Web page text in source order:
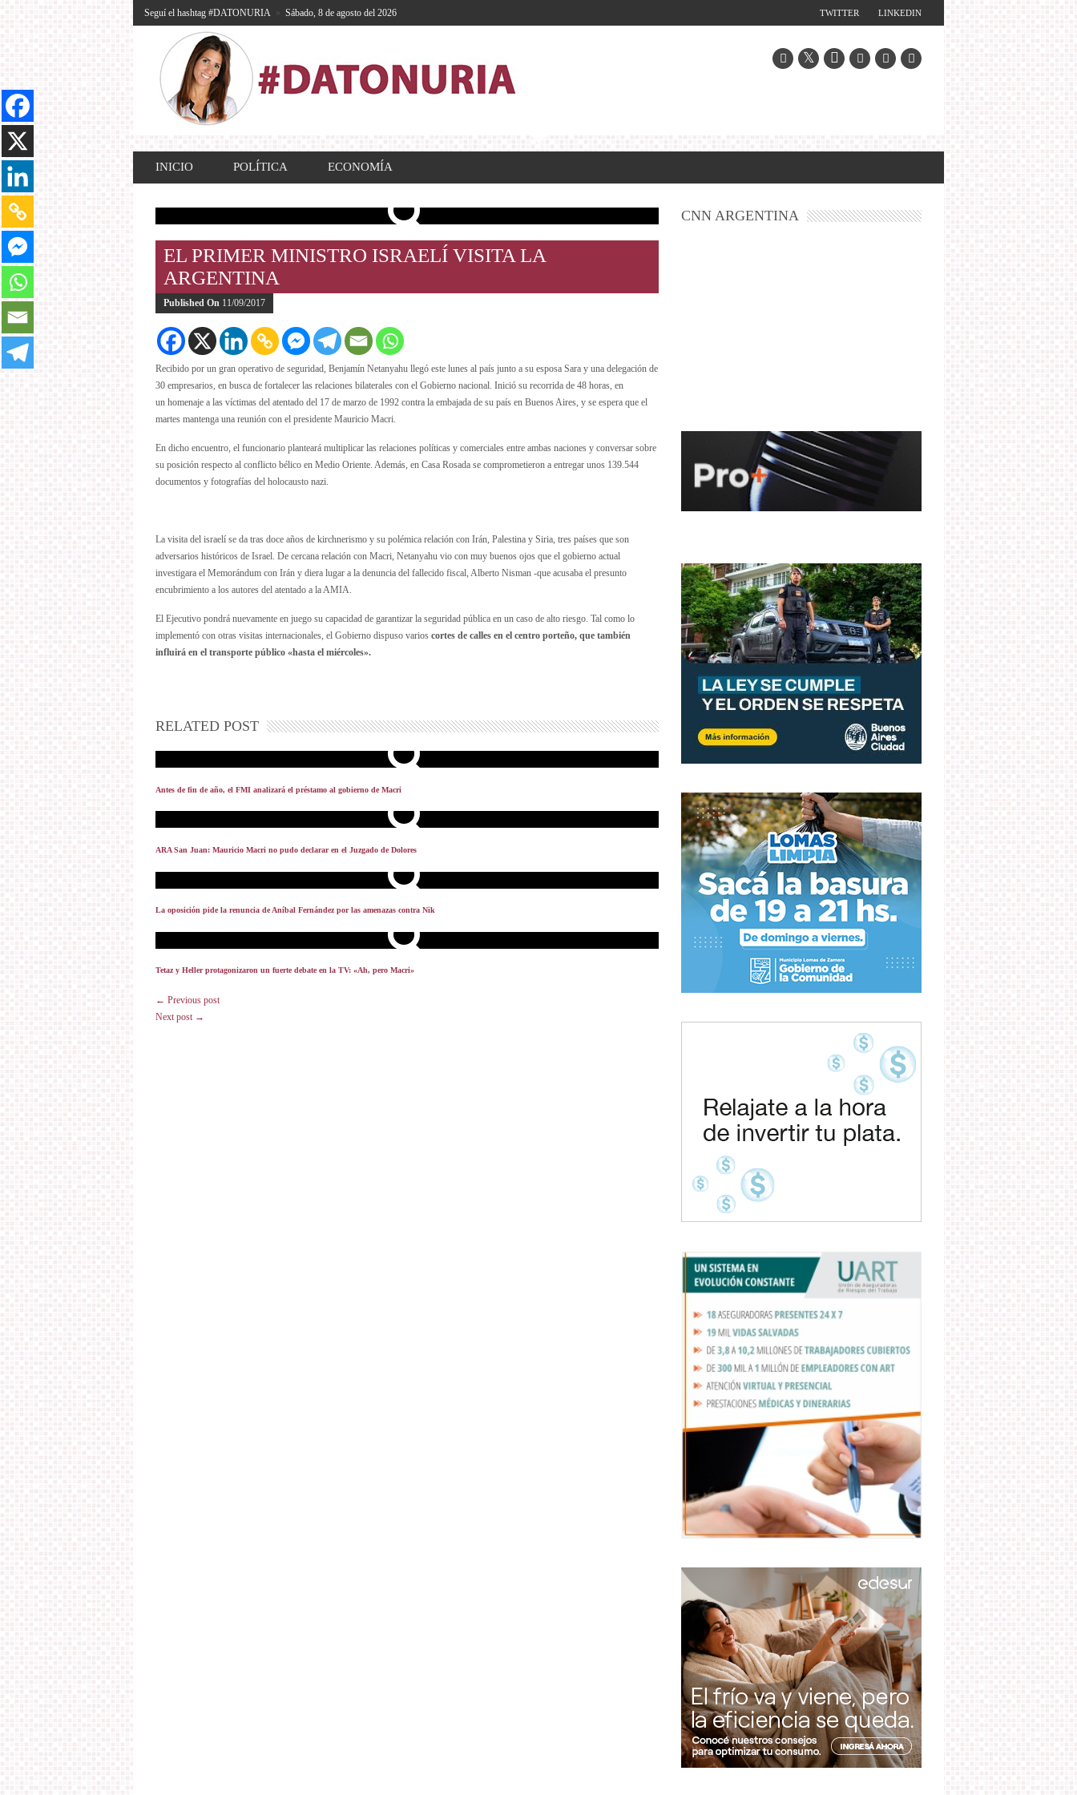
Seguí el hashtag #DATONURIA » Sábado, 8 de agosto del 2026 LINKEDIN
TWITTER
INICIO POLÍTICA ECONOMÍA
EL PRIMER MINISTRO ISRAELÍ VISITA LA
ARGENTINA
Published On 11/09/2017
Recibido por un gran operativo de seguridad, Benjamín Netanyahu llegó este lunes al país junto a su esposa Sara y una delegación de
30 empresarios, en busca de fortalecer las relaciones bilaterales con el Gobierno nacional. Inició su recorrida de 48 horas, en
un homenaje a las víctimas del atentado del 17 de marzo de 1992 contra la embajada de su país en Buenos Aires, y se espera que el
martes mantenga una reunión con el presidente Mauricio Macri.
En dicho encuentro, el funcionario planteará multiplicar las relaciones políticas y comerciales entre ambas naciones y conversar sobre
su posición respecto al conflicto bélico en Medio Oriente. Además, en Casa Rosada se comprometieron a entregar unos 139.544
documentos y fotografías del holocausto nazi.
La visita del israelí se da tras doce años de kirchnerismo y su polémica relación con Irán, Palestina y Siria, tres países que son
adversarios históricos de Israel. De cercana relación con Macri, Netanyahu vio con muy buenos ojos que el gobierno actual
investigara el Memorándum con Irán y diera lugar a la denuncia del fallecido fiscal, Alberto Nisman -que acusaba el presunto
encubrimiento a los autores del atentado a la AMIA.
El Ejecutivo pondrá nuevamente en juego su capacidad de garantizar la seguridad pública en un caso de alto riesgo. Tal como lo
implementó con otras visitas internacionales, el Gobierno dispuso varios cortes de calles en el centro porteño, que también
influirá en el transporte público «hasta el miércoles».
RELATED POST
Antes de fin de año, el FMI analizará el préstamo al gobierno de Macri
ARA San Juan: Mauricio Macri no pudo declarar en el Juzgado de Dolores
La oposición pide la renuncia de Aníbal Fernández por las amenazas contra Nik
Tetaz y Heller protagonizaron un fuerte debate en la TV: «Ah, pero Macri»
← Previous post
Next post →
CNN ARGENTINA